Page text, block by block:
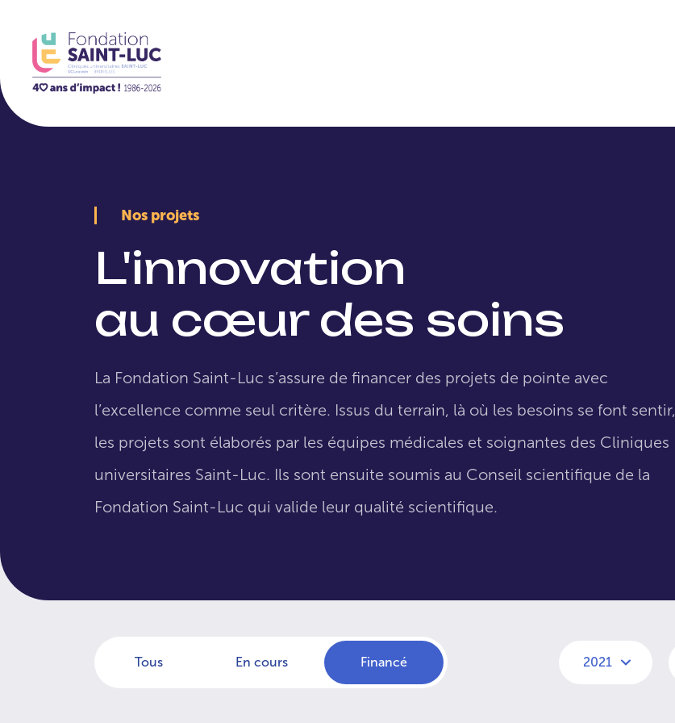
Nos projets
L'innovation
au cœur des soins
La Fondation Saint-Luc s’assure de financer des projets de pointe avec
l’excellence comme seul critère. Issus du terrain, là où les besoins se font sentir,
les projets sont élaborés par les équipes médicales et soignantes des Cliniques
universitaires Saint-Luc. Ils sont ensuite soumis au Conseil scientifique de la
Fondation Saint-Luc qui valide leur qualité scientifique.
Tous En cours Financé 2021